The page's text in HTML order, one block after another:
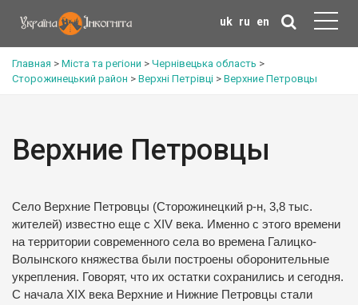
uk ru en
Главная > Міста та регіони > Чернівецька область >
Сторожинецький район > Верхні Петрівці > Верхние Петровцы
Верхние Петровцы
Село Верхние Петровцы (Сторожинецкий р-н, 3,8 тыс.
жителей) известно еще с XIV века. Именно с этого времени
на территории современного села во времена Галицко-
Волынского княжества были построены оборонительные
укрепления. Говорят, что их остатки сохранились и сегодня.
С начала XIX века Верхние и Нижние Петровцы стали